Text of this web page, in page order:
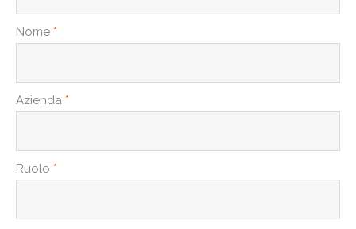
Nome *
Azienda *
Ruolo *